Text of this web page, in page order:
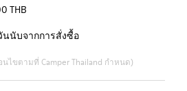
THB
นนับจากการสั่งซื้อ
นไขตามที่ Camper Thailand กำหนด)